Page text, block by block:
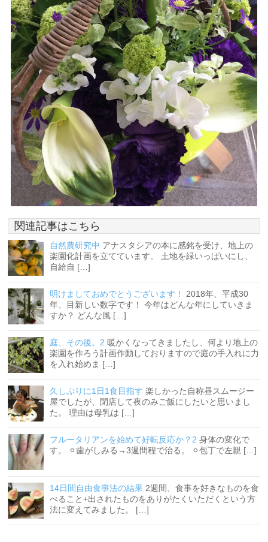
関連記事はこちら
自然農研究中 アナスタシアの本に感銘を受け、地上の
楽園化計画を立てています。 土地を緑いっぱいにし、
自給自 […]
明けましておめでとうございます！
2018年、平成30
年、目新しい数字です！ 今年はどんな年にしていきま
すか？ どんな風 […]
庭、その後。2 暖かくなってきましたし、何より地上の
楽園を作ろう計画作動しておりますので庭の手入れに力
を入れ始めま […]
久しぶりに1日1食目指す 楽しかった自称昼スムージー
屋でしたが、閉店して夜のみご飯にしたいと思いまし
た。 理由は母乳は […]
フルータリアンを始めて好転反応か？2 身体の変化で
す。 ⚪︎歯がしみる→3週間程で治る。 ⚪︎包丁で左親 […]
14日間自由食事法の結果 2週間、食事を好きなものを食
べること+出されたものをありがたくいただくという方
法に変えてみました。 […]